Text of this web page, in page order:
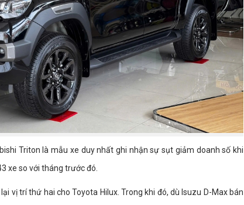
Triton là mẫu xe duy nhất ghi nhận sự sụt giảm doanh số khi
xe so với tháng trước đó.
vị trí thứ hai cho Toyota Hilux. Trong khi đó, dù Isuzu D-Max bán